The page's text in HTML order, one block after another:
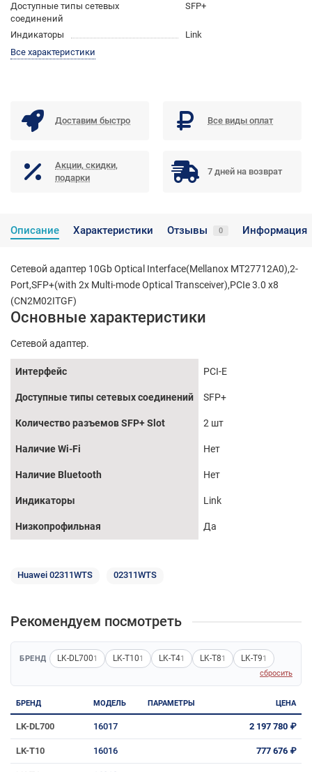
Доступные типы сетевых
соединений
SFP+
Индикаторы
Link
Все характеристики
Доставим быстро Все виды оплат
Акции, скидки,
подарки
7 дней на возврат
Описание Характеристики Отзывы 0 Информация
Сетевой адаптер 10Gb Optical Interface(Mellanox MT27712A0),2-
Port,SFP+(with 2x Multi-mode Optical Transceiver),PCIe 3.0 x8
(CN2M02ITGF)
Основные характеристики
Сетевой адаптер.
Интерфейс PCI-E
Доступные типы сетевых соединений SFP+
Количество разъемов SFP+ Slot 2 шт
Наличие Wi-Fi Нет
Наличие Bluetooth Нет
Индикаторы Link
Низкопрофильная Да
Huawei 02311WTS 02311WTS
Рекомендуем посмотреть
БРЕНД LK-DL7001 LK-T101 LK-T41 LK-T81 LK-T91
сбросить
БРЕНД МОДЕЛЬ ПАРАМЕТРЫ ЦЕНА
LK-DL700 16017 2 197 780 ₽
LK-T10 16016 777 676 ₽